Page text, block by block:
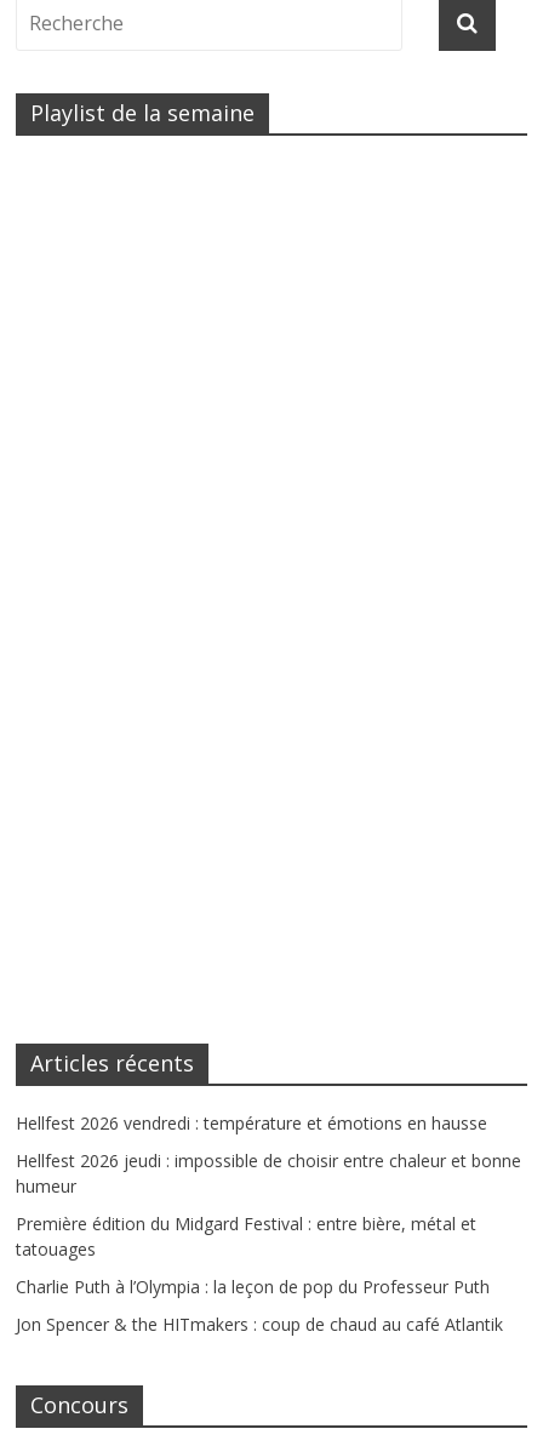
Playlist de la semaine
Articles récents
Hellfest 2026 vendredi : température et émotions en hausse
Hellfest 2026 jeudi : impossible de choisir entre chaleur et bonne
humeur
Première édition du Midgard Festival : entre bière, métal et
tatouages
Charlie Puth à l’Olympia : la leçon de pop du Professeur Puth
Jon Spencer & the HITmakers : coup de chaud au café Atlantik
Concours